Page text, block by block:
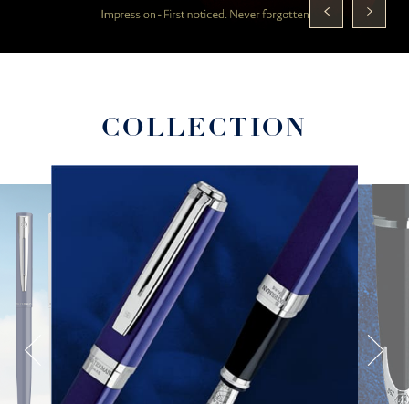
COLLECTION